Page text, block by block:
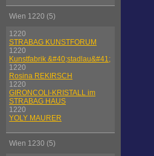
Wien 1220 (5)
1220
STRABAG KUNSTFORUM
1220
Kunstfabrik &#40;stadlau&#41;
1220
Rosina REKIRSCH
1220
GIRONCOLI-KRISTALL im
STRABAG HAUS
1220
YOLY MAURER
Wien 1230 (5)